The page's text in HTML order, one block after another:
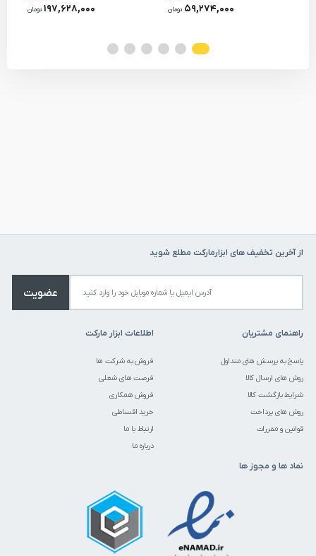
۵۹,۲۷۴,۰۰۰ تومان ۱۹۷,۶۲۸,۰۰۰ تومان
از آخرین تخفیف های ابزارمارکت مطلع شوید
عضویت
راهنمای مشتریان
پاسخ به پرسش های متداول
روش های ارسال کالا
شرایط بازگشت کالا
روش های پرداخت
قوانین و مقررات
اطلاعات ابزار مارکت
فروش به شرکت ها
فرصت های شغلی
فروش همکاری
خرید اقساطی
ارتباط با ما
درباره ما
نماد ها و مجوز ها